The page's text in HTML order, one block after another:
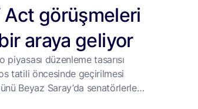
Act görüşmeleri
araya geliyor
düzenleme tasarısı
tatili öncesinde geçirilmesi
Beyaz Saray’da senatörlerle
kripto para piyasasına